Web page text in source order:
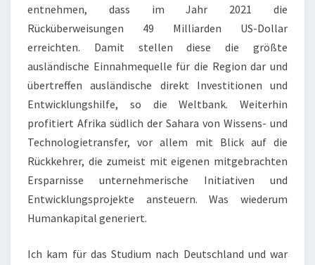
entnehmen, dass im Jahr 2021 die
Rücküberweisungen 49 Milliarden US-Dollar
erreichten. Damit stellen diese die größte
ausländische Einnahmequelle für die Region dar und
übertreffen ausländische direkt Investitionen und
Entwicklungshilfe, so die Weltbank. Weiterhin
profitiert Afrika südlich der Sahara von Wissens- und
Technologietransfer, vor allem mit Blick auf die
Rückkehrer, die zumeist mit eigenen mitgebrachten
Ersparnisse unternehmerische Initiativen und
Entwicklungsprojekte ansteuern. Was wiederum
Humankapital generiert.
Ich kam für das Studium nach Deutschland und war